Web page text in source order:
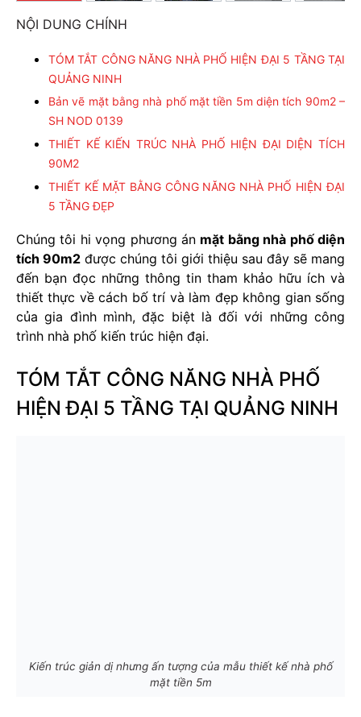
NỘI DUNG CHÍNH
TÓM TẮT CÔNG NĂNG NHÀ PHỐ HIỆN ĐẠI 5 TẦNG TẠI
QUẢNG NINH
Bản vẽ mặt bằng nhà phố mặt tiền 5m diện tích 90m2 –
SH NOD 0139
THIẾT KẾ KIẾN TRÚC NHÀ PHỐ HIỆN ĐẠI DIỆN TÍCH
90M2
THIẾT KẾ MẶT BẰNG CÔNG NĂNG NHÀ PHỐ HIỆN ĐẠI
5 TẦNG ĐẸP
Chúng tôi hi vọng phương án mặt bằng nhà phố diện
tích 90m2 được chúng tôi giới thiệu sau đây sẽ mang
đến bạn đọc những thông tin tham khảo hữu ích và
thiết thực về cách bố trí và làm đẹp không gian sống
của gia đình mình, đặc biệt là đối với những công
trình nhà phố kiến trúc hiện đại.
TÓM TẮT CÔNG NĂNG NHÀ PHỐ
HIỆN ĐẠI 5 TẦNG TẠI QUẢNG NINH
Kiến trúc giản dị nhưng ấn tượng của mẫu thiết kế nhà phố
mặt tiền 5m